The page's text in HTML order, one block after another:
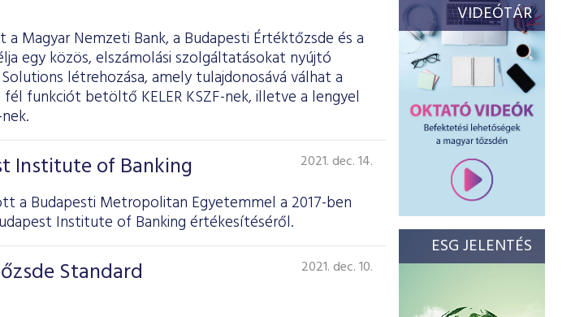
Magyar Nemzeti Bank, a Budapesti Értéktőzsde és a
egy közös, elszámolási szolgáltatásokat nyújtó
létrehozása, amely tulajdonosává válhat a
funkciót betöltő KELER KSZF-nek, illetve a lengyel
Institute of Banking 2021. dec. 14.
a Budapesti Metropolitan Egyetemmel a 2017-ben
Institute of Banking értékesítéséről.
Standard
2021. dec. 10.
VIDEÓTÁR
ESG JELENTÉS